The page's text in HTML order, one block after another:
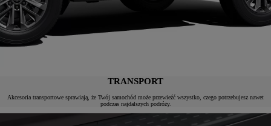
TRANSPORT
Akcesoria transportowe sprawiają, że Twój samochód może przewieźć wszystko, czego potrzebujesz nawet
podczas najdalszych podróży.